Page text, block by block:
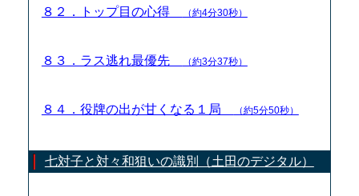
８２．トップ目の心得 （約4分30秒）
８３．ラス逃れ最優先 （約3分37秒）
８４．役牌の出が甘くなる１局 （約5分50秒）
七対子と対々和狙いの識別（土田のデジタル）